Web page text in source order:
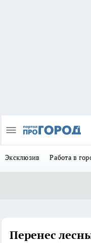
Эксклюзив Работа в
Перенес